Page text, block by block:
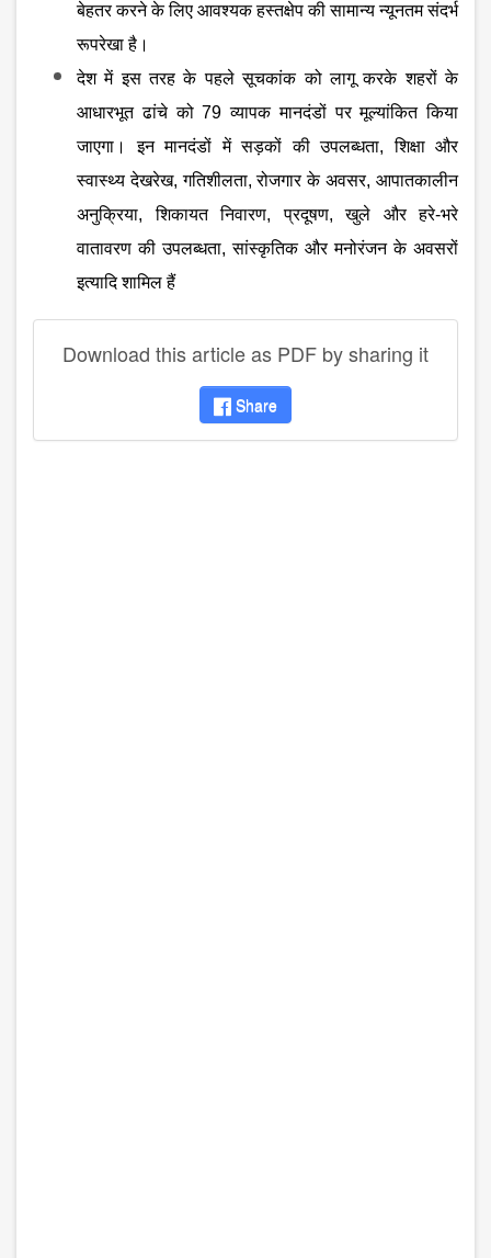
बेहतर करने के लिए आवश्‍यक हस्‍तक्षेप की सामान्‍य न्‍यूनतम संदर्भ
रूपरेखा है।
देश में इस तरह के पहले सूचकांक को लागू करके शहरों के
आधारभूत ढांचे को79 व्‍यापक मानदंडों पर मूल्‍यांकित किया
जाएगा। इन मानदंडों में सड़कों की उपलब्‍धता, शिक्षा और
स्‍वास्‍थ्‍य देखरेख, गति‍शीलता, रोजगार के अवसर, आपातकालीन
अनुक्रिया, शिकायत निवारण, प्रदूषण, खुले और हरे-भरे
वातावरण की उपलब्‍धता, सांस्‍कृतिक और मनोरंजन के अवसरों
इत्‍यादि शामिल हैं
Download this article as PDF by sharing it
Share